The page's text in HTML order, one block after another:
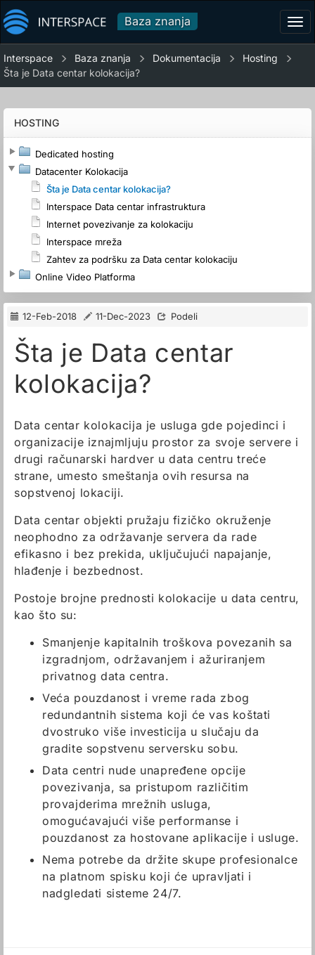
Baza znanja
Interspace Baza znanja Dokumentacija
Hosting
Šta je Data centar kolokacija?
HOSTING
Dedicated hosting
Datacenter Kolokacija
Šta je Data centar kolokacija?
Interspace Data centar infrastruktura
Internet povezivanje za kolokaciju
Interspace mreža
Zahtev za podršku za Data centar kolokaciju
Online Video Platforma
12-Feb-2018 11-Dec-2023 Podeli
Šta je Data centar
kolokacija?
Data centar kolokacija je usluga gde pojedinci i
organizacije iznajmljuju prostor za svoje servere i
drugi računarski hardver u data centru treće
strane, umesto smeštanja ovih resursa na
sopstvenoj lokaciji.
Data centar objekti pružaju fizičko okruženje
neophodno za održavanje servera da rade
efikasno i bez prekida, uključujući napajanje,
hlađenje i bezbednost.
Postoje brojne prednosti kolokacije u data centru,
kao što su:
Smanjenje kapitalnih troškova povezanih sa
izgradnjom, održavanjem i ažuriranjem
privatnog data centra.
Veća pouzdanost i vreme rada zbog
redundantnih sistema koji će vas koštati
dvostruko više investicija u slučaju da
gradite sopstvenu serversku sobu.
Data centri nude unapređene opcije
povezivanja, sa pristupom različitim
provajderima mrežnih usluga,
omogućavajući više performanse i
pouzdanost za hostovane aplikacije i usluge.
Nema potrebe da držite skupe profesionalce
na platnom spisku koji će upravljati i
nadgledati sisteme 24/7.